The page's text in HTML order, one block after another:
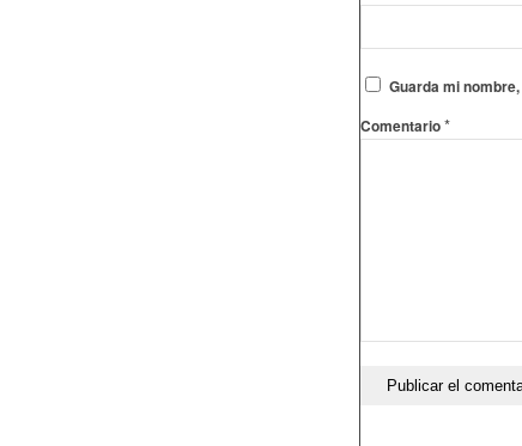
Guarda mi
Comentario*